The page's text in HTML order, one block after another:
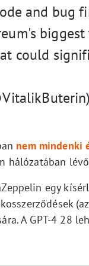
and bug
could
nem mindenki
hálózatában
egy
A GPT-4 28